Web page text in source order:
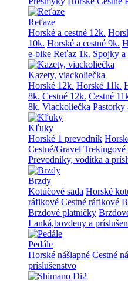
Reťaze
Horské a cestné 12k.
10k. Horské a cestné 9k.
e-bike Reťaz 1k. Spojky
Kazety, viackoliečka
Horské 12k. Horské 11k.
8k. Cestné 12k. Cestné
8k. Viackoliečka Pastorky
Kľuky
Horské 1 prevodník
Cestné/Gravel Trekingové
Prevodníky, vodítka a
Brzdy
Kotúčové sada Horské
ráfikové Cestné ráfikové
Brzdové platničky
Lanká,bovdeny a
Pedále
Horské nášlapné Cestné
príslušenstvo